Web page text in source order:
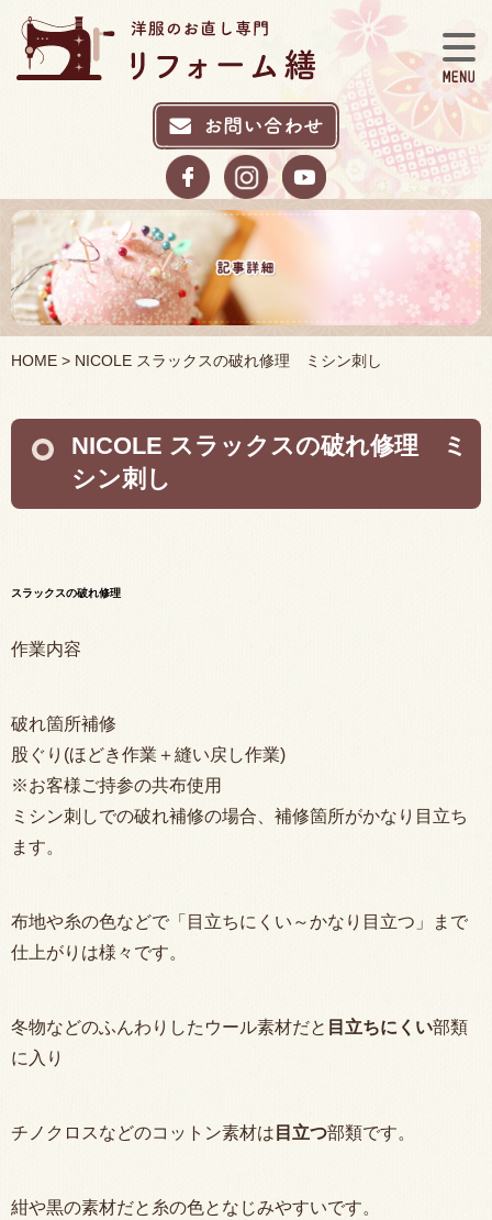
HOME > NICOLE スラックスの破れ修理 ミシン刺し
NICOLE スラックスの破れ修理 ミ
シン刺し
スラックスの破れ修理
作業内容
破れ箇所補修
股ぐり(ほどき作業＋縫い戻し作業)
※お客様ご持参の共布使用
ミシン刺しでの破れ補修の場合、補修箇所がかなり目立ち
ます。
布地や糸の色などで「目立ちにくい～かなり目立つ」まで
仕上がりは様々です。
冬物などのふんわりしたウール素材だと 目立ちにくい部類
に入り
チノクロスなどのコットン素材は 目立つ部類です。
紺や黒の素材だと糸の色となじみやすいです。